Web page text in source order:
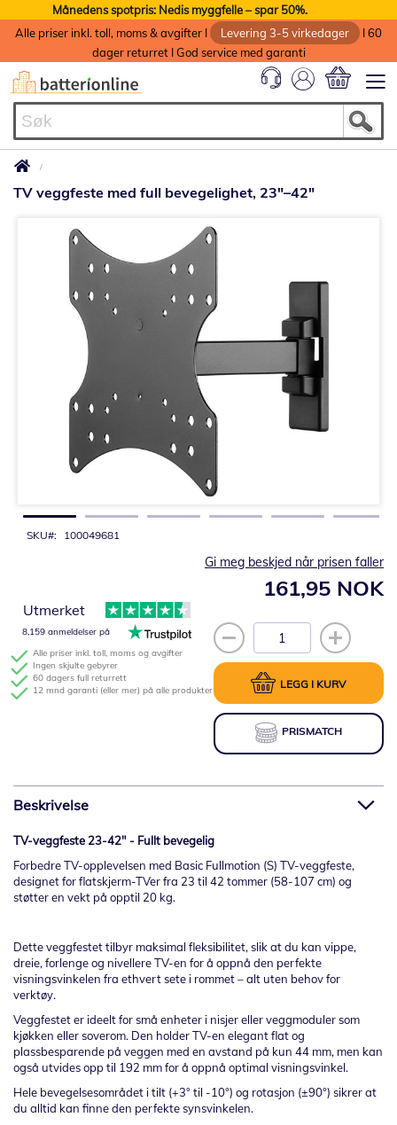
Månedens spotpris: Nedis myggfelle – spar 50%.
Alle priser inkl. toll, moms & avgifter I
Levering 3-5 virkedager
I 60
dager returret I God service med garanti
TV veggfeste med full bevegelighet, 23"–42"
SKU 100049681
161,95 NOK
Gi meg beskjed når prisen faller
LEGG I KURV
PRISMATCH
Alle priser inkl. toll, moms og avgifter
Ingen skjulte gebyrer
60 dagers full returrett
12 mnd garanti (eller mer) på alle produkter
Utmerket
8,159 anmeldelser på
bildegalleri
begynnelsen
bildegalleri
Beskrivelse
TV-veggfeste 23-42" - Fullt bevegelig
Forbedre TV-opplevelsen med Basic Fullmotion (S) TV-veggfeste,
designet for flatskjerm-TVer fra 23 til 42 tommer (58-107 cm) og
støtter en vekt på opptil 20 kg.
Dette veggfestet tilbyr maksimal fleksibilitet, slik at du kan vippe,
dreie, forlenge og nivellere TV-en for å oppnå den perfekte
visningsvinkelen fra ethvert sete i rommet – alt uten behov for
verktøy.
Veggfestet er ideelt for små enheter i nisjer eller veggmoduler som
kjøkken eller soverom. Den holder TV-en elegant flat og
plassbesparende på veggen med en avstand på kun 44 mm, men kan
også utvides opp til 192 mm for å oppnå optimal visningsvinkel.
Hele bevegelsesområdet i tilt (+3° til -10°) og rotasjon (±90°) sikrer at
du alltid kan finne den perfekte synsvinkelen.